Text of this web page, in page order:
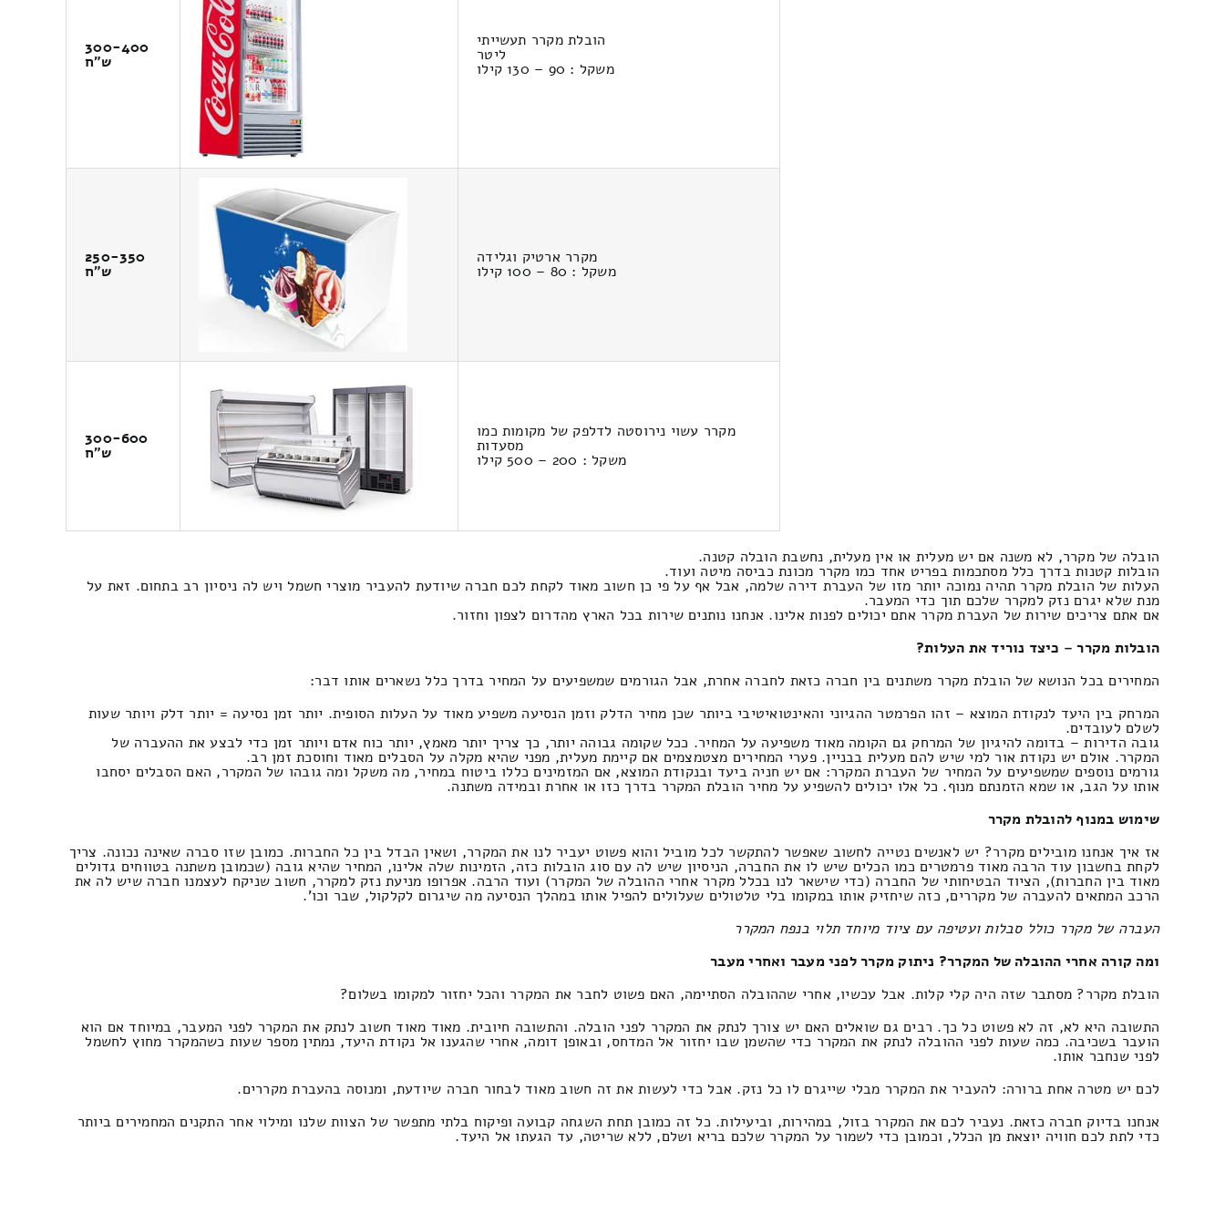
הובלת מקרר תעשייתי
ליטר
משקל : 90 – 130 קילו
300-400
ש"ח
מקרר ארטיק וגלידה
משקל : 80 – 100 קילו
250-350
ש"ח
מקרר עשוי נירוסטה לדלפק של מקומות כמו
מסעדות
משקל : 200 – 500 קילו
300-600
ש"ח
הובלה של מקרר, לא משנה אם יש מעלית או אין מעלית, נחשבת הובלה קטנה.
הובלות קטנות בדרך כלל מסתכמות בפריט אחד כמו מקרר מכונת כביסה מיטה ועוד.
העלות של הובלת מקרר תהיה נמוכה יותר מזו של העברת דירה שלמה, אבל אף על פי כן חשוב מאוד לקחת לכם חברה שיודעת להעביר מוצרי חשמל ויש לה ניסיון רב בתחום. זאת על
מנת שלא יגרם נזק למקרר שלכם תוך כדי המעבר.
אם אתם צריכים שירות של העברת מקרר אתם יכולים לפנות אלינו. אנחנו נותנים שירות בכל הארץ מהדרום לצפון וחזור.
הובלות מקרר – כיצד נוריד את העלות?
המחירים בכל הנושא של הובלת מקרר משתנים בין חברה כזאת לחברה אחרת, אבל הגורמים שמשפיעים על המחיר בדרך כלל נשארים אותו דבר:
המרחק בין היעד לנקודת המוצא – זהו הפרמטר ההגיוני והאינטואיטיבי ביותר שכן מחיר הדלק וזמן הנסיעה משפיע מאוד על העלות הסופית. יותר זמן נסיעה = יותר דלק ויותר שעות
לשלם לעובדים.
גובה הדירות – בדומה להיגיון של המרחק גם הקומה מאוד משפיעה על המחיר. ככל שקומה גבוהה יותר, כך צריך יותר מאמץ, יותר כוח אדם ויותר זמן כדי לבצע את ההעברה של
המקרר. אולם יש נקודת אור למי שיש להם מעלית בבניין. פערי המחירים מצטמצמים אם קיימת מעלית, מפני שהיא מקלה על הסבלים מאוד וחוסכת זמן רב.
גורמים נוספים שמשפיעים על המחיר של העברת המקרר: אם יש חניה ביעד ובנקודת המוצא, אם המזמינים כללו ביטוח במחיר, מה משקל ומה גובהו של המקרר, האם הסבלים יסחבו
אותו על הגב, או שמא הזמנתם מנוף. כל אלו יכולים להשפיע על מחיר הובלת המקרר בדרך כזו או אחרת ובמידה משתנה.
שימוש במנוף להובלת מקרר
אז איך אנחנו מובילים מקרר? יש לאנשים נטייה לחשוב שאפשר להתקשר לכל מוביל והוא פשוט יעביר לנו את המקרר, ושאין הבדל בין כל החברות. כמובן שזו סברה שאינה נכונה. צריך
לקחת בחשבון עוד הרבה מאוד פרמטרים כמו הכלים שיש לו את החברה, הניסיון שיש לה עם סוג הובלות כזה, הזמינות שלה אלינו, המחיר שהיא גובה (שכמובן משתנה בטווחים גדולים
מאוד בין החברות), הציוד הבטיחותי של החברה (כדי שישאר לנו בכלל מקרר אחרי ההובלה של המקרר) ועוד הרבה. אפרופו מניעת נזק למקרר, חשוב שניקח לעצמנו חברה שיש לה את
הרכב המתאים להעברה של מקררים, כזה שיחזיק אותו במקומו בלי טלטולים שעלולים להפיל אותו במהלך הנסיעה מה שיגרום לקלקול, שבר וכו'.
העברה של מקרר כולל סבלות ועטיפה עם ציוד מיוחד תלוי בנפח המקרר
ומה קורה אחרי ההובלה של המקרר? ניתוק מקרר לפני מעבר ואחרי מעבר
הובלת מקרר? מסתבר שזה היה קלי קלות. אבל עכשיו, אחרי שההובלה הסתיימה, האם פשוט לחבר את המקרר והכל יחזור למקומו בשלום?
התשובה היא לא, זה לא פשוט כל כך. רבים גם שואלים האם יש צורך לנתק את המקרר לפני הובלה. והתשובה חיובית. מאוד מאוד חשוב לנתק את המקרר לפני המעבר, במיוחד אם הוא
הועבר בשכיבה. כמה שעות לפני ההובלה לנתק את המקרר כדי שהשמן שבו יחזור אל המדחס, ובאופן דומה, אחרי שהגענו אל נקודת היעד, נמתין מספר שעות כשהמקרר מחוץ לחשמל
לפני שנחבר אותו.
לכם יש מטרה אחת ברורה: להעביר את המקרר מבלי שייגרם לו כל נזק. אבל כדי לעשות את זה חשוב מאוד לבחור חברה שיודעת, ומנוסה בהעברת מקררים.
אנחנו בדיוק חברה כזאת. נעביר לכם את המקרר בזול, במהירות, וביעילות. כל זה כמובן תחת השגחה קבועה ופיקוח בלתי מתפשר של הצוות שלנו ומילוי אחר התקנים המחמירים ביותר
כדי לתת לכם חוויה יוצאת מן הכלל, וכמובן כדי לשמור על המקרר שלכם בריא ושלם, ללא שריטה, עד הגעתו אל היעד.